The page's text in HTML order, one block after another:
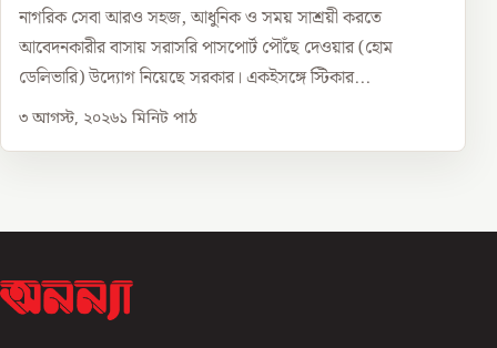
নাগরিক সেবা আরও সহজ, আধুনিক ও সময় সাশ্রয়ী করতে
আবেদনকারীর বাসায় সরাসরি পাসপোর্ট পৌঁছে দেওয়ার (হোম
ডেলিভারি) উদ্যোগ নিয়েছে সরকার। একইসঙ্গে স্টিকার...
৩ আগস্ট, ২০২৬১ মিনিট পাঠ